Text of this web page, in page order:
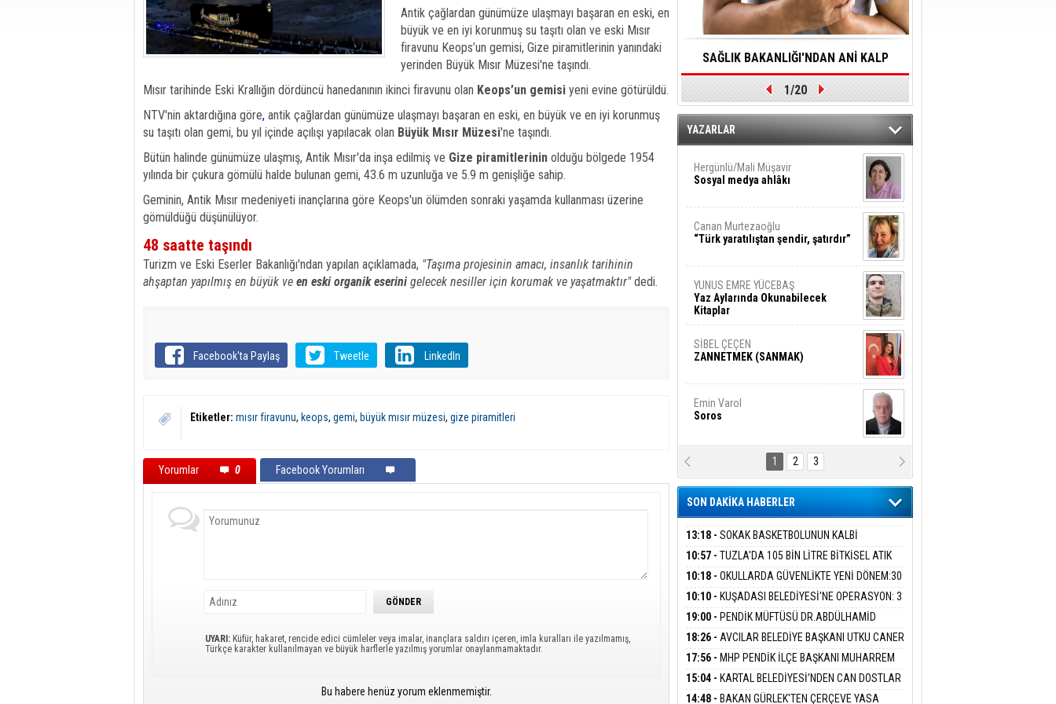
Antik çağlardan günümüze ulaşmayı başaran en eski, en
büyük ve en iyi korunmuş su taşıtı olan ve eski Mısır
firavunu Keops’un gemisi, Gize piramitlerinin yanındaki
yerinden Büyük Mısır Müzesi'ne taşındı.
Mısır tarihinde Eski Krallığın dördüncü hanedanının ikinci firavunu olan Keops’un gemisi yeni evine götürüldü.
NTV'nin aktardığına göre, antik çağlardan günümüze ulaşmayı başaran en eski, en büyük ve en iyi korunmuş
su taşıtı olan gemi, bu yıl içinde açılışı yapılacak olan Büyük Mısır Müzesi'ne taşındı.
Bütün halinde günümüze ulaşmış, Antik Mısır'da inşa edilmiş ve Gize piramitlerinin olduğu bölgede 1954
yılında bir çukura gömülü halde bulunan gemi, 43.6 m uzunluğa ve 5.9 m genişliğe sahip.
Geminin, Antik Mısır medeniyeti inançlarına göre Keops'un ölümden sonraki yaşamda kullanması üzerine
gömüldüğü düşünülüyor.
48 saatte taşındı
Turizm ve Eski Eserler Bakanlığı'ndan yapılan açıklamada, "Taşıma projesinin amacı, insanlık tarihinin
ahşaptan yapılmış en büyük ve en eski organik eserini gelecek nesiller için korumak ve yaşatmaktır"dedi.
Facebook'ta Paylaş Tweetle LinkedIn
Etiketler: mısır firavunu, keops, gemi, büyük mısır müzesi, gize piramitleri
Yorumlar 0 Facebook Yorumları
UYARI: Küfür, hakaret, rencide edici cümleler veya imalar, inançlara saldırı içeren, imla kuralları ile yazılmamış,
Türkçe karakter kullanılmayan ve büyük harflerle yazılmış yorumlar onaylanmamaktadır.
Bu habere henüz yorum eklenmemiştir.
SAĞLIK BAKANLIĞI'NDAN ANİ KALP
DURMALARINA HIZLI MÜDAHALE
EDİLMESİNE YÖNELİK ÖNLENMESİ İÇİN
ÖNEMLİ ADIM
1/20
YAZARLAR
Hergünlü/Mali Müşavir
Sosyal medya ahlâkı
Canan Murtezaoğlu
“Türk yaratılıştan şendir, şatırdır”
YUNUS EMRE YÜCEBAŞ
Yaz Aylarında Okunabilecek
Kitaplar
SİBEL ÇEÇEN
ZANNETMEK (SANMAK)
Emin Varol
Soros
Karanlık DNA Kuşaklararası
Şiddetin Biyolojik Faturası
Şiyar Adıyaman
Ben Bu Sahaya Sığmazam
Hasan Ali Çölük
Bir Satırın İçindeki İnsan
Ezgi Kılıç
SİVAS: ATEŞE ATILAN VİCDAN
BARIŞ BAŞARSLAN
1 2 3
SON DAKİKA HABERLER
13:18 - SOKAK BASKETBOLUNUN KALBİ
ÜMRANİYE’DE ATACAK
10:57 - TUZLA'DA 105 BİN LİTRE BİTKİSEL ATIK
YAĞ TOPLANDI
10:18 - OKULLARDA GÜVENLİKTE YENİ DÖNEM:30
BİN PERSONEL ALINACAK DEDEKTÖRLÜ ARAMA
GELİYOR
10:10 - KUŞADASI BELEDİYESİ'NE OPERASYON: 3
DALGADA 15 GÖZALTI
19:00 - PENDİK MÜFTÜSÜ DR.ABDÜLHAMİD
PEHLİVAN BASIN MENSUPLARINI AĞIRLADI
18:26 - AVCILAR BELEDİYE BAŞKANI UTKU CANER
ÇANKAYA HAKKINDA TAHLİYE KARARI
17:56 - MHP PENDİK İLÇE BAŞKANI MUHARREM
KIR KARTAL ORDULULAR DERNEĞİ HEYETİNİ
AĞIRLADI
15:04 - KARTAL BELEDİYESİ’NDEN CAN DOSTLAR
İÇİN DEV YATIRIM!
14:48 - BAKAN GÜRLEK'TEN ÇERÇEVE YASA